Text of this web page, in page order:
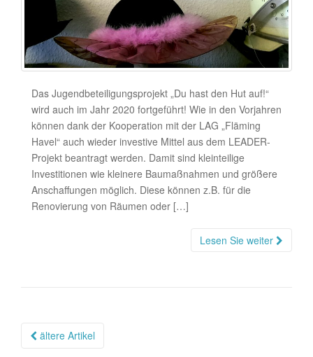
Das Jugendbeteiligungsprojekt „Du hast den Hut auf!“
wird auch im Jahr 2020 fortgeführt! Wie in den Vorjahren
können dank der Kooperation mit der LAG „Fläming
Havel“ auch wieder investive Mittel aus dem LEADER-
Projekt beantragt werden. Damit sind kleinteilige
Investitionen wie kleinere Baumaßnahmen und größere
Anschaffungen möglich. Diese können z.B. für die
Renovierung von Räumen oder […]
Lesen Sie weiter
Beitragsnavigation
ältere Artikel